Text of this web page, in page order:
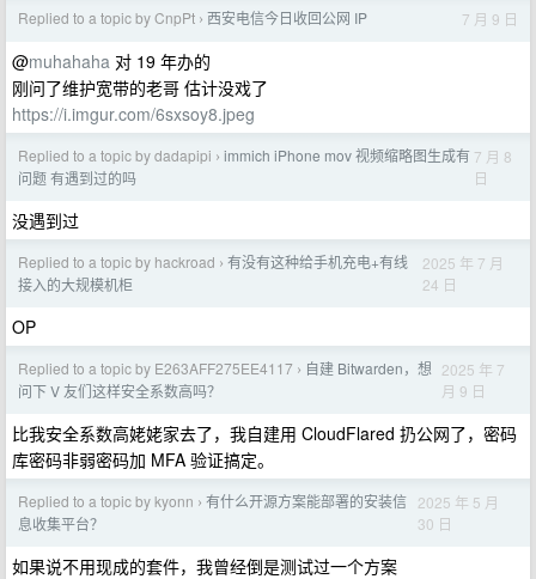
Replied to a topic by CnpPt › 西安电信今日收回公网 IP 7 月 9 日
@muhahaha 对 19 年办的
刚问了维护宽带的老哥 估计没戏了
https://i.imgur.com/6sxsoy8.jpeg
Replied to a topic by dadapipi › immich iPhone mov 视频缩略图生成有
问题 有遇到过的吗
7 月 8
日
没遇到过
Replied to a topic by hackroad › 有没有这种给手机充电+有线
接入的大规模机柜
2025 年 7 月
24 日
OP
Replied to a topic by E263AFF275EE4117 › 自建 Bitwarden，想
问下 V 友们这样安全系数高吗？
2025 年 7
月 9 日
比我安全系数高姥姥家去了，我自建用 CloudFlared 扔公网了，密码
库密码非弱密码加 MFA 验证搞定。
Replied to a topic by kyonn › 有什么开源方案能部署的安装信
息收集平台？
2025 年 5 月
30 日
如果说不用现成的套件，我曾经倒是测试过一个方案